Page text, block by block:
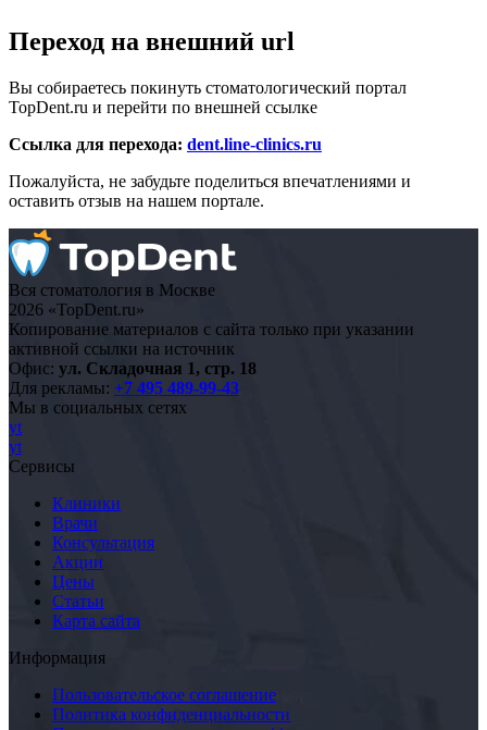
Переход на внешний url
Вы собираетесь покинуть стоматологический портал
TopDent.ru и перейти по внешней ссылке
Ссылка для перехода: dent.line-clinics.ru
Пожалуйста, не забудьте поделиться впечатлениями и
оставить отзыв на нашем портале.
Вся стоматология в Москве
2026 «TopDent.ru»
Копирование материалов с сайта только при указании
активной ссылки на источник
Офис: ул. Складочная 1, стр. 18
Для рекламы: +7 495 489-99-43
Мы в социальных сетях
yt
yt
Сервисы
Клиники
Врачи
Консультация
Акции
Цены
Статьи
Карта сайта
Информация
Пользовательское соглашение
Политика конфиденциальности